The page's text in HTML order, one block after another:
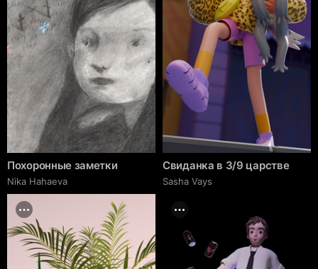
Похоронные заметки
Nika Hahaeva
Свиданка в 3/9 царстве
Sasha Vays